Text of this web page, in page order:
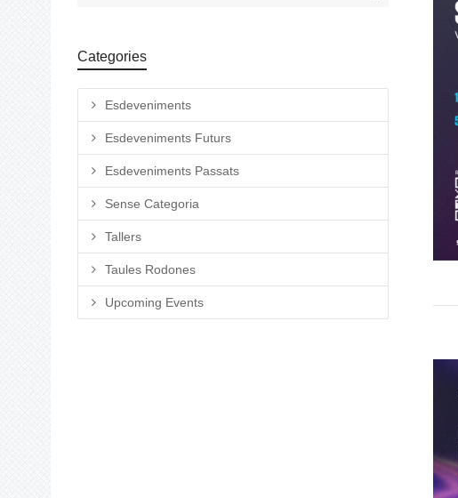
Categories
Esdeveniments
Esdeveniments Futurs
Esdeveniments Passats
Sense Categoria
Tallers
Taules Rodones
Upcoming Events